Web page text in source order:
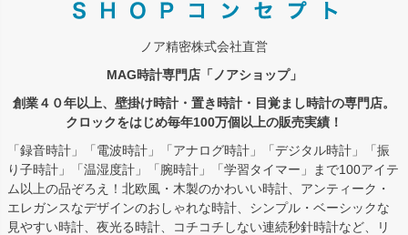
ノア精密株式会社直営
MAG時計専門店「ノアショップ」
創業４０年以上、壁掛け時計・置き時計・目覚まし時計の専門店。
クロックをはじめ毎年100万個以上の販売実績！
「録音時計」「電波時計」「アナログ時計」「デジタル時計」「振
り子時計」「温湿度計」「腕時計」「学習タイマー」まで100アイテ
ム以上の品ぞろえ！北欧風・木製のかわいい時計、アンティーク・
エレガンスなデザインのおしゃれな時計、シンプル・ベーシックな
見やすい時計、夜光る時計、コチコチしない連続秒針時計など、リ